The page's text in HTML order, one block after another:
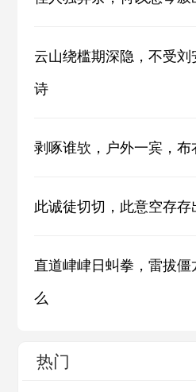
云山绕槛期深隐，不受
诗
剥啄谁欤，户外一宾，
此诚徒切切，此意空存存
直道峍峍日虯拳，雷拔
么
热门